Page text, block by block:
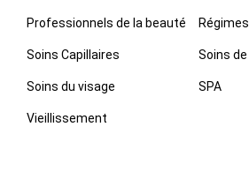
Professionnels de la beauté
Soins Capillaires Soins
Soins du visage SPA
Vieillissement